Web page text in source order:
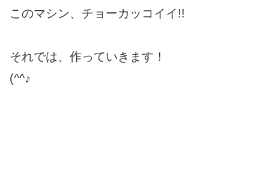
このマシン、チョーカッコイイ!!
それでは、作っていきます！
(^^♪